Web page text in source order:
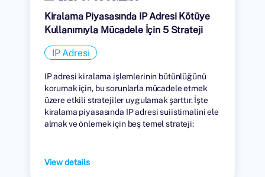
Kiralama Piyasasında IP Adresi Kötüye
Kullanımıyla Mücadele İçin 5 Strateji
IP Adresi
IP adresi kiralama işlemlerinin bütünlüğünü
korumak için, bu sorunlarla mücadele etmek
üzere etkili stratejiler uygulamak şarttır. İşte
kiralama piyasasında IP adresi suiistimalini ele
almak ve önlemek için beş temel strateji:
View details